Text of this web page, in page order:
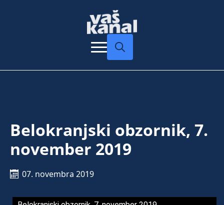
Belokranjski obzornik, 7.
november 2019
07. novembra 2019